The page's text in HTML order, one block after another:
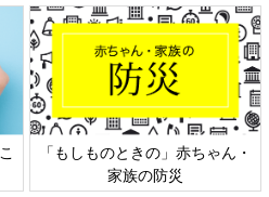
「もしものときの」赤ちゃん・
家族の防災